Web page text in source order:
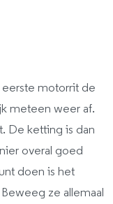
motorrit de
meteen weer af.
De ketting is dan
overal goed
doen is het
ze allemaal